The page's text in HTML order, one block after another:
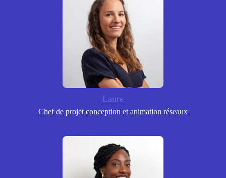
Laure
Chef de projet conception et animation réseaux